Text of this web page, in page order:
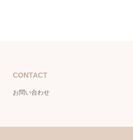
CONTACT
お問い合わせ